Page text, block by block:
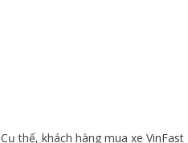
Cụ thể, khách hàng mua xe